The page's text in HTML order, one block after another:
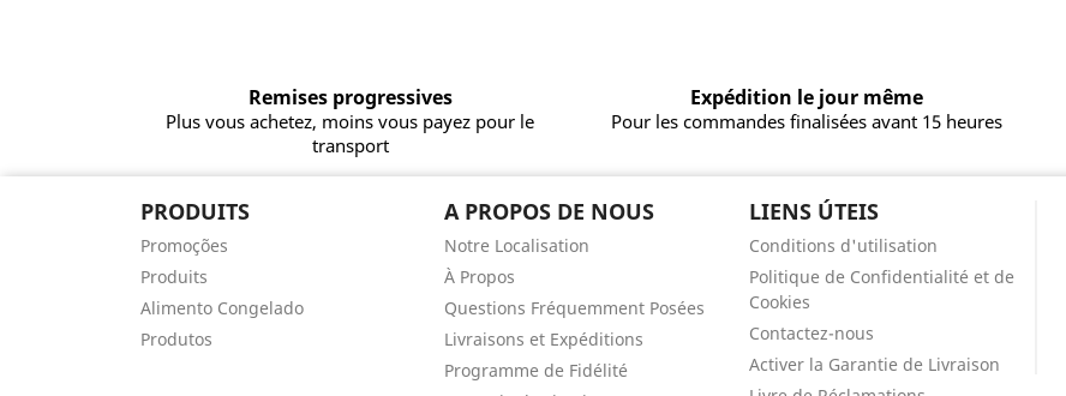
Remises progressives
Plus vous achetez, moins vous payez pour le
transport
Expédition le jour même
Pour les commandes finalisées avant 15 heures
PRODUITS
Promoções
Produits
Alimento Congelado
Produtos
A PROPOS DE NOUS
Notre Localisation
À Propos
Questions Fréquemment Posées
Livraisons et Expéditions
Programme de Fidélité
LIENS ÚTEIS
Conditions d'utilisation
Politique de Confidentialité et de
Cookies
Contactez-nous
Activer la Garantie de Livraison